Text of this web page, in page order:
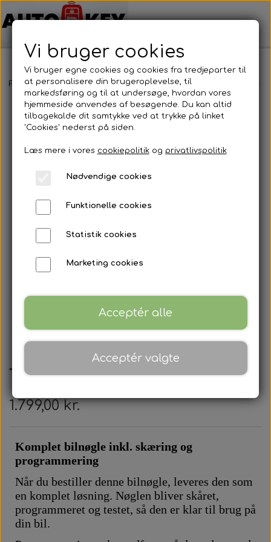
Forside Bilnøgler Toyota Fjernbetjening
Toyota - fjernbetjening
1.799,00 kr.
Komplet bilnøgle inkl. skæring og
programmering
Når du bestiller denne bilnøgle, leveres den som
en komplet løsning. Nøglen bliver skåret,
programmeret og testet, så den er klar til brug på
din bil.
Vi bruger cookies
Vi bruger egne cookies og cookies fra tredjeparter til
at personalisere din brugeroplevelse, til
markedsføring og til at undersøge, hvordan vores
hjemmeside anvendes af besøgende. Du kan altid
tilbagekalde dit samtykke ved at trykke på linket
'Cookies' nederst på siden.
Læs mere i vores cookiepolitikog privatlivspolitik
Nødvendige cookies
Funktionelle cookies
Statistik cookies
Marketing cookies
Acceptér alle
Acceptér valgte